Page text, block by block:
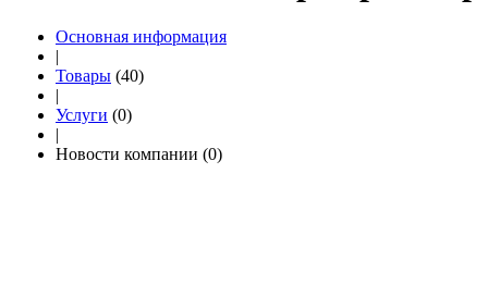
Основная информация
|
Товары (40)
|
Услуги (0)
|
Новости компании (0)